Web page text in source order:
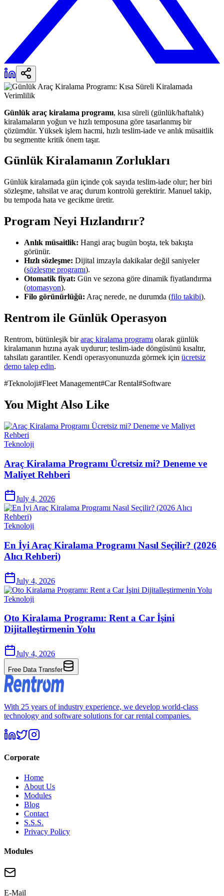
Günlük araç kiralama programı, kısa süreli (günlük/haftalık)
kiralamaların yoğun ve hızlı temposuna göre tasarlanmış bir
çözümdür. Yüksek işlem hacmi, hızlı teslim-iade ve anlık müsaitlik
bu segmentte kritik önem taşır.
Günlük Kiralamanın Zorlukları
Günlük kiralamada gün içinde çok sayıda teslim-iade olur; her biri
sözleşme, tahsilat ve araç durum kontrolü gerektirir. Manuel takip,
bu tempoda hata ve gecikme üretir.
Program Neyi Hızlandırır?
Anlık müsaitlik: Hangi araç bugün boşta, tek bakışta
görünür.
Hızlı sözleşme: Dijital imzayla dakikalar değil saniyeler
(sözleşme programı).
Otomatik fiyat: Gün ve sezona göre dinamik fiyatlandırma
(otomasyon).
Filo görünürlüğü: Araç nerede, ne durumda (filo takibi).
Rentrom ile Günlük Operasyon
Rentrom, bütünleşik biraraç kiralama programı olarak günlük
kiralamanın hızına ayak uydurur; teslim-iade döngüsünü kısaltır,
tahsilatı garantiler. Kendi operasyonunuzda görmek için ücretsiz
demo talep edin.
#Teknoloji#Fleet Management#Car Rental#Software
You Might Also Like
Teknoloji
Araç Kiralama Programı Ücretsiz mi? Deneme ve
Maliyet Rehberi
July 4, 2026
Teknoloji
En İyi Araç Kiralama Programı Nasıl Seçilir? (2026
Alıcı Rehberi)
July 4, 2026
Teknoloji
Oto Kiralama Programı: Rent a Car İşini
Dijitalleştirmenin Yolu
July 4, 2026
Free Data Transfer
With 25 years of industry experience, we develop world-class
technology and software solutions for car rental companies.
Corporate
Home
About Us
Modules
Blog
Contact
S.S.S.
Privacy Policy
Modules
E-Mail